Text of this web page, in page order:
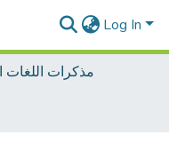
Log In
مذكرات اللغات